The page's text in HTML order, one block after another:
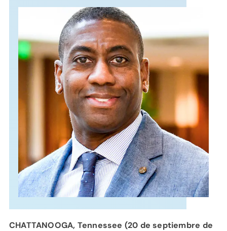
Teléfono
BLOG
APOYO
CHATTANOOGA, Tennessee (20 de septiembre de